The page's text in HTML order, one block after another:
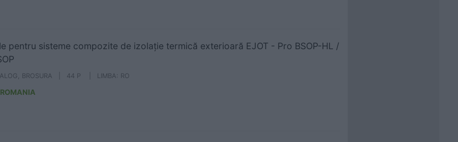
pentru sisteme compozite de izolație termică exterioară EJOT - Pro BSOP-HL /
BROSURA | 44 P | LIMBA: RO